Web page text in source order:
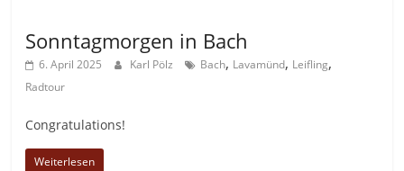
Sonntagmorgen in Bach
6. April 2025 Karl Pölz Bach, Lavamünd, Leifling,
Radtour
Congratulations!
Weiterlesen